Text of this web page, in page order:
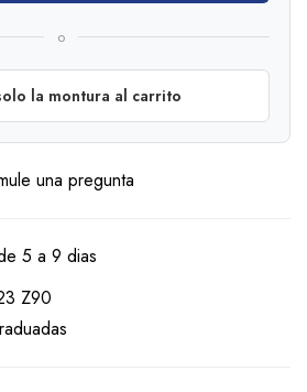
o
la montura al carrito
una pregunta
5 a 9 dias
Z90